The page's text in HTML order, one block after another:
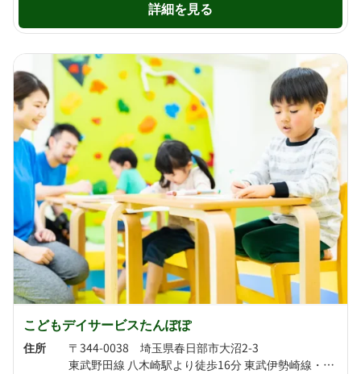
詳細を見る
こどもデイサービスたんぽぽ
住所
〒344-0038 埼玉県春日部市大沼2-3
東武野田線 八木崎駅より徒歩16分 東武伊勢崎線・東武野田線 春日部駅より徒歩17分